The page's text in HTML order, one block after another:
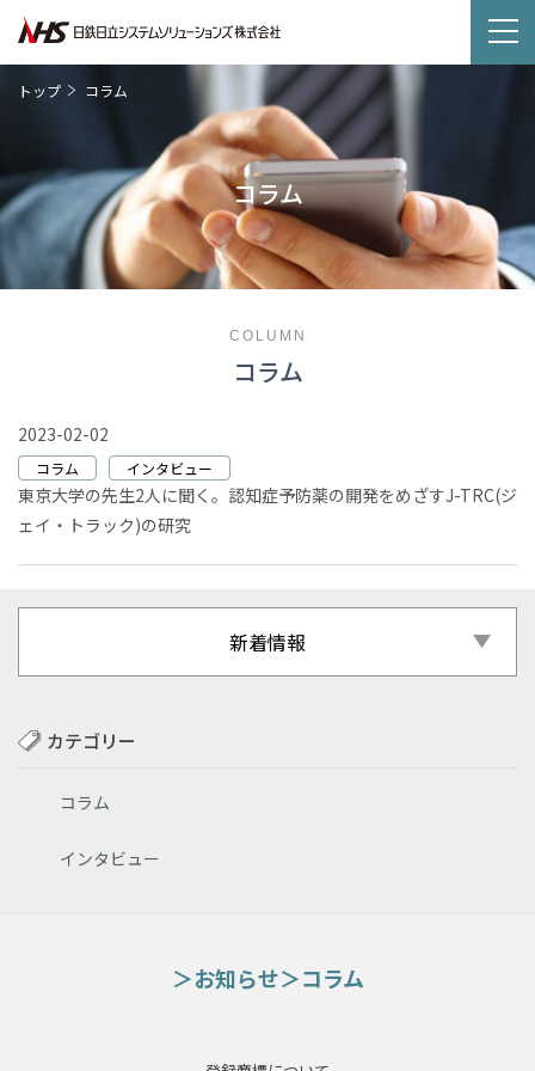
トップ コラム
コラム
COLUMN
コラム
2023-02-02
コラム インタビュー
東京大学の先生2人に聞く。認知症予防薬の開発をめざすJ-TRC(ジ
ェイ・トラック)の研究
新着情報
カテゴリー
コラム
インタビュー
お知らせ コラム